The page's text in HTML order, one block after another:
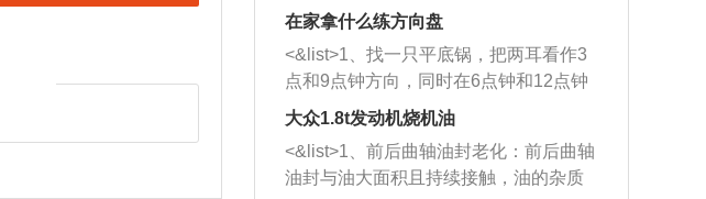
者是细棍，直接将杂物给取出来，如果
堵塞情况比较严重，也可以采取应急措
施。 <&list>2、直接利用木棍将所有的
杂物推到排气管里面的位置处，然后将
三元催化器拆解开，就可以将堵塞的东
西取出来。但如果是因为积碳过多引起
的堵塞，就需要将三元催化器泡在草酸
在家拿什么练方向盘
<&list>1、找一只平底锅，把两耳看作3
点和9点钟方向，同时在6点钟和12点钟
方向做一个标记。 <&list>2、双手握住
一圈半的练习，往右同样也要打相同的
圈数。 <&list>3、最后强调要反复练
大众1.8t发动机烧机油
<&list>1、前后曲轴油封老化：前后曲轴
油封与油大面积且持续接触，油的杂质